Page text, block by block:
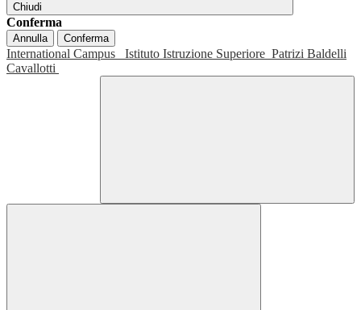
Chiudi
Conferma
Annulla Conferma
International Campus Istituto Istruzione Superiore Patrizi Baldelli
Cavallotti